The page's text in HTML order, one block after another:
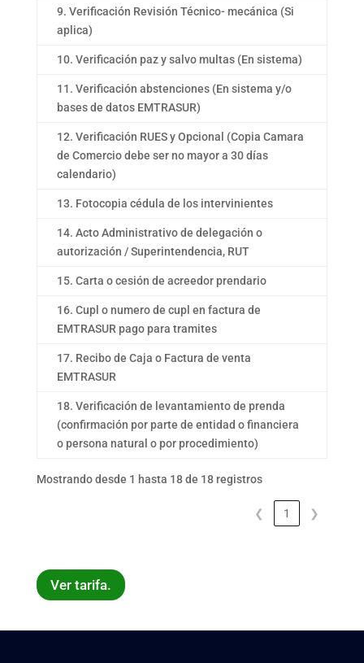
9. Verificación Revisión Técnico- mecánica (Si
aplica)
10. Verificación paz y salvo multas (En sistema)
11. Verificación abstenciones (En sistema y/o
bases de datos EMTRASUR)
12. Verificación RUES y Opcional (Copia Camara
de Comercio debe ser no mayor a 30 días
calendario)
13. Fotocopia cédula de los intervinientes
14. Acto Administrativo de delegación o
autorización / Superintendencia, RUT
15. Carta o cesión de acreedor prendario
16. Cupl o numero de cupl en factura de
EMTRASUR pago para tramites
17. Recibo de Caja o Factura de venta
EMTRASUR
18. Verificación de levantamiento de prenda
(confirmación por parte de entidad o financiera
o persona natural o por procedimiento)
Mostrando desde 1 hasta 18 de 18 registros
❮ 1 ❯
Ver tarifa.